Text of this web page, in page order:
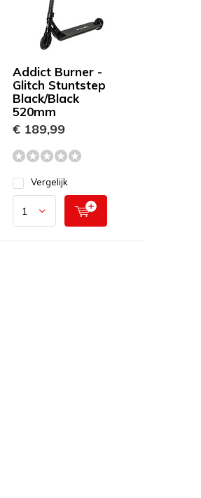
Addict Burner -
Glitch Stuntstep
Black/Black
520mm
€ 189,99
Vergelijk